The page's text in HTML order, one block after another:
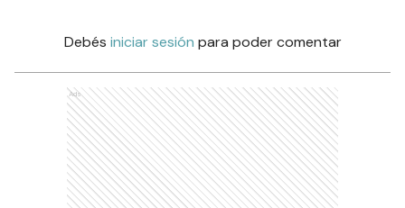
Debés iniciar sesión para poder comentar
Ads